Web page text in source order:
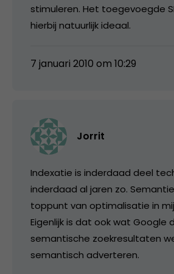
stimuleren. Het toegevoegde
hierbij natuurlijk ideaal.
7 januari 2010 om 10:29
Jorrit
Indexatie is inderdaad deel
inderdaad al jaren zo.
toppunt van optimalisatie in
Eigenlijk is dat ook wat Google
semantische zoekresultaten
semantisch adverteren.